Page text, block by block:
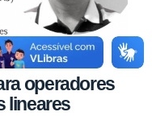
PPMAT-UFU
operadores
lineares